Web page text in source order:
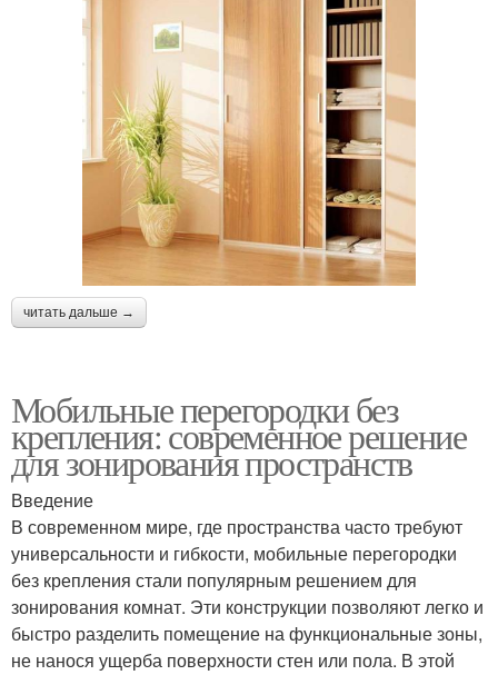
читать дальше →
Мобильные перегородки без
крепления: современное решение
для зонирования пространств
Введение
В современном мире, где пространства часто требуют
универсальности и гибкости, мобильные перегородки
без крепления стали популярным решением для
зонирования комнат. Эти конструкции позволяют легко и
быстро разделить помещение на функциональные зоны,
не нанося ущерба поверхности стен или пола. В этой